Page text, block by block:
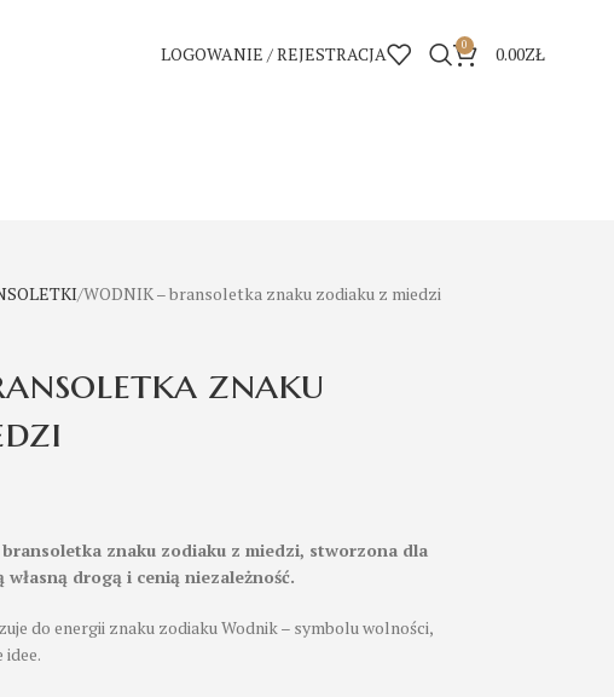
LOGOWANIE / REJESTRACJA 0 0.00ZŁ
WODNIK – bransoletka znaku zodiaku z miedzi
znaku
znaku zodiaku z miedzi, stworzona dla
drogą i cenią niezależność.
do energii znaku zodiaku Wodnik – symbolu wolności,